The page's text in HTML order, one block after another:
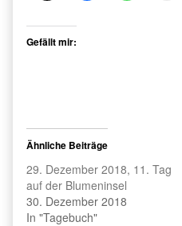
Gefällt mir:
Ähnliche Beiträge
29. Dezember 2018, 11. Tag
auf der Blumeninsel
30. Dezember 2018
In "Tagebuch"